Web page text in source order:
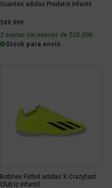
Guantes adidas Predator Infantil
$49.999
2 cuotas sin interés de $25.000
Stock para envío
Botines Fútbol adidas X Crazyfast
Club Ic Infantil